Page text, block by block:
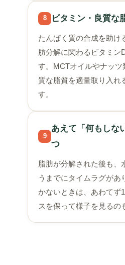
8 ビタミン・良質な
たんぱく質の合成を助け
肪分解に関わるビタミン
す。MCTオイルやナッツ
質な脂質を適量取り入れ
す。
9
あえて「何もしな
つ
脂肪が分解された後も、
うまでにタイムラグがあ
かないときは、あわてず
スを保って様子を見るの